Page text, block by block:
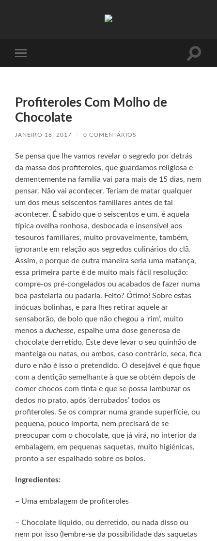
mobile
Toggle
Profiteroles Com Molho de
Chocolate
JANEIRO 18, 2017 / 0 COMENTÁRIOS
Se pensa que lhe vamos revelar o segredo por detrás
da massa dos profiteroles, que guardamos religiosa e
dementemente na família vai para mais de 15 dias, nem
pensar. Não vai acontecer. Teriam de matar qualquer
um dos meus seiscentos familiares antes de tal
acontecer. É sabido que o seiscentos e um, é aquela
típica ovelha ronhosa, desbocada e insensível aos
tesouros familiares, muito provavelmente, também,
ignorante em relação aos segredos culinários do clã.
Assim, e porque de outra maneira seria uma matança,
essa primeira parte é de muito mais fácil resolução:
compre-os pré-congelados ou acabados de fazer numa
boa pastelaria ou padaria. Feito? Ótimo! Sobre estas
inócuas bolinhas, e para lhes retirar aquele ar
sensaborão, de bolo que não chegou a ‘rim’, muito
menos aduchesse, espalhe uma dose generosa de
chocolate derretido. Este deve levar o seu quinhão de
manteiga ou natas, ou ambos, caso contrário, seca, fica
duro e não é isso o pretendido. O desejável é que fique
com a dentição semelhante à que se obtém depois de
comer chocos com tinta e que se possa lambuzar os
dedos no prato, após ‘derrubados’ todos os
profiteroles. Se os comprar numa grande superfície, ou
pequena, pouco importa, nem precisará de se
preocupar com o chocolate, que já virá, no interior da
embalagem, em pequenas saquetas, muito higiénicas,
pronto a ser espalhado sobre os bolos.
Ingredientes:
– Uma embalagem de profiteroles
– Chocolate líquido, ou derretido, ou nada disso ou
nem por isso (lembre-se da possibilidade das saquetas